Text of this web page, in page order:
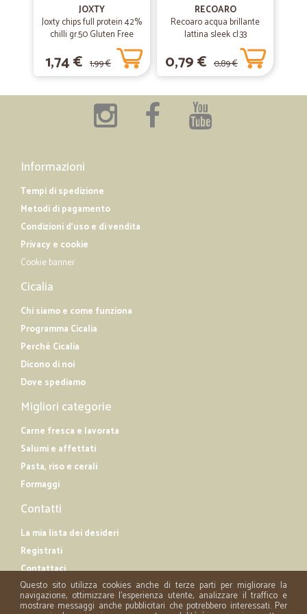
OTTIMO SERVIZIO REFRIGERATO E PUNTUALITA,CI VUOLE PIU
INFORMAZIONE SUL TRANSITO!
17/05/2019
—Alessandro L.
ottimo servizio
Servito buono, fornito
JOXTY
Joxty chips full protein 42%
chilli gr.50 Gluten Free
1,74 € 1,99 €
RECOARO
Recoaro acqua brillante
lattina sleek cl.33
0,79 € 0,89 €
Informazioni
Tempi di spedizione
Metodi di pagamento
Condizioni d'uso e di vendita
Privacy e cookie
Cookie banner
Cicalia
Chi siamo e come funziona
Programma Cicalia
Perché Cicalia
Dicono di noi
Dove spediamo
Migliori categorie
Carne fresca e lavorata
Salumi e affettati
Pasta, riso e cerali
Formaggi
Contatti
La mia lista dei desideri
Registrati
Contattaci
Questo sito utilizza cookies anche di terze parti per migliorare la
navigazione, ottimizzare l'esperienza utente, analizzare il traffico e
mostrare messaggi anche pubblicitari che potrebbero interessati. Per